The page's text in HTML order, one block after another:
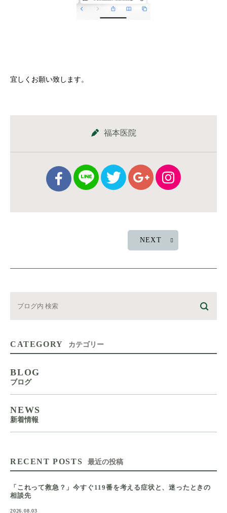
宜しくお願い致します。
福本医院
NEXT
CATEGORY カテゴリー
BLOG
ブログ
NEWS
新着情報
RECENT POSTS 最近の投稿
「これって救急？」今すぐ119番を考える症状と、迷ったときの
相談先
2026.08.03